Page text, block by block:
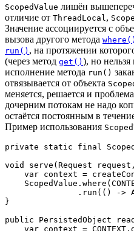
ScopedValue лишён
отличие от ThreadLocal ,
Значение ассоциируется с
вызова другого метода where()
run() , на протяжении
(через метод get() ), но нельзя
исполнение метода run()
отвязывается от объекта
меняется, решается и
дочерним потокам не надо
остаётся постоянным в
Пример использования
private static final
void serve(Request
var context =
.run(() ->
}
public PersistedObject
var context =